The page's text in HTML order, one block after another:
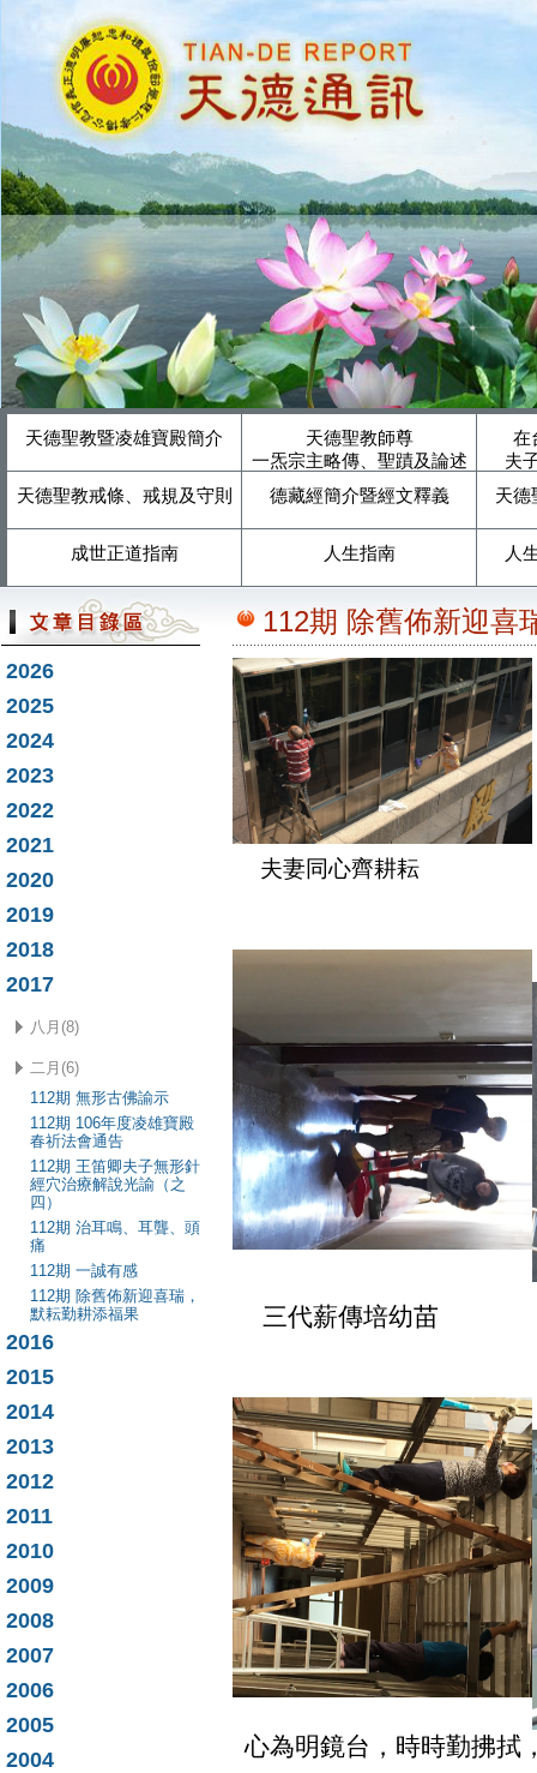
天德聖教暨凌雄寶殿簡介
天德聖教師尊
一炁宗主略傳、聖蹟及論述
在
夫
天德聖教戒條、戒規及守則
德藏經簡介暨經文釋義 天德
成世正道指南 人生指南 人
2026
2025
2024
2023
2022
2021
2020
2019
2018
2017
八月(8)
二月(6)
112期 無形古佛諭示
112期 106年度凌雄寶殿
春祈法會通告
112期 王笛卿夫子無形針
經穴治療解說光諭（之
四）
112期 治耳鳴、耳聾、頭
痛
112期 一誠有感
112期 除舊佈新迎喜瑞，
默耘勤耕添福果
2016
2015
2014
2013
2012
2011
2010
2009
2008
2007
2006
2005
2004
112期 除舊佈新迎喜
夫妻同心齊耕耘
三代薪傳
心為明鏡台，時時勤拂拭